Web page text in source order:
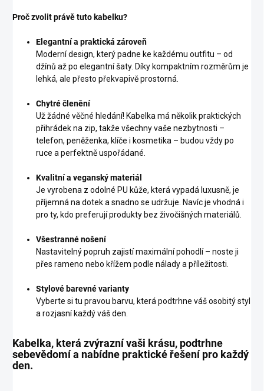
Proč zvolit právě tuto kabelku?
Elegantní a praktická zároveň
Moderní design, který padne ke každému outfitu – od
džínů až po elegantní šaty. Díky kompaktním rozměrům je
lehká, ale přesto překvapivě prostorná.
Chytré členění
Už žádné věčné hledání! Kabelka má několik praktických
přihrádek na zip, takže všechny vaše nezbytnosti –
telefon, peněženka, klíče i kosmetika – budou vždy po
ruce a perfektně uspořádané.
Kvalitní a veganský materiál
Je vyrobena z odolné PU kůže, která vypadá luxusně, je
příjemná na dotek a snadno se udržuje. Navíc je vhodná i
pro ty, kdo preferují produkty bez živočišných materiálů.
Všestranné nošení
Nastavitelný popruh zajistí maximální pohodlí – noste ji
přes rameno nebo křížem podle nálady a příležitosti.
Stylové barevné varianty
Vyberte si tu pravou barvu, která podtrhne váš osobitý styl
a rozjasní každý váš den.
Kabelka, která zvýrazní vaši krásu, podtrhne
sebevědomí a nabídne praktické řešení pro každý
den.